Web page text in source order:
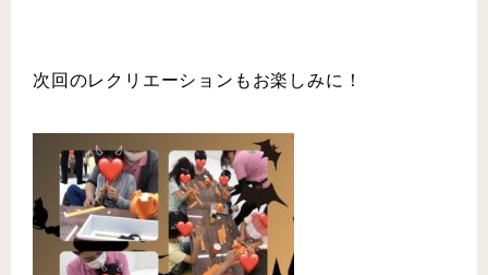
次回のレクリエーションもお楽しみに！